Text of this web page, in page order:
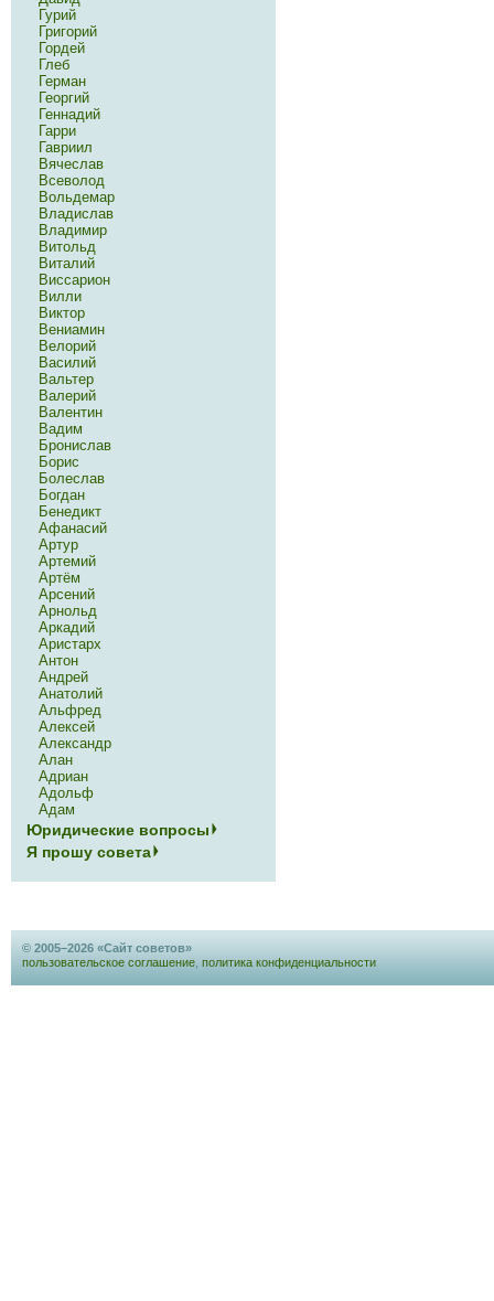
Гурий
Григорий
Гордей
Глеб
Герман
Георгий
Геннадий
Гарри
Гавриил
Вячеслав
Всеволод
Вольдемар
Владислав
Владимир
Витольд
Виталий
Виссарион
Вилли
Виктор
Вениамин
Велорий
Василий
Вальтер
Валерий
Валентин
Вадим
Бронислав
Борис
Болеслав
Богдан
Бенедикт
Афанасий
Артур
Артемий
Артём
Арсений
Арнольд
Аркадий
Аристарх
Антон
Андрей
Анатолий
Альфред
Алексей
Александр
Алан
Адриан
Адольф
Адам
Юридические вопросы
Я прошу совета
© 2005–2026 «Сайт советов»
пользовательское соглашение политика конфиденциальности